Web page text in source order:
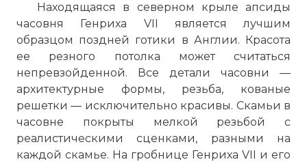
Находящаяся в северном крыле апсиды
часовня Генриха VII является лучшим
образцом поздней готики в Англии. Красота
ее резного потолка может считаться
непревзойденной. Все детали часовни —
архитектурные формы, резьба, кованые
решетки — исключительно красивы. Скамьи в
часовне покрыты мелкой резьбой с
реалистическими сценками, разными на
каждой скамье. На гробнице Генриха VII и его